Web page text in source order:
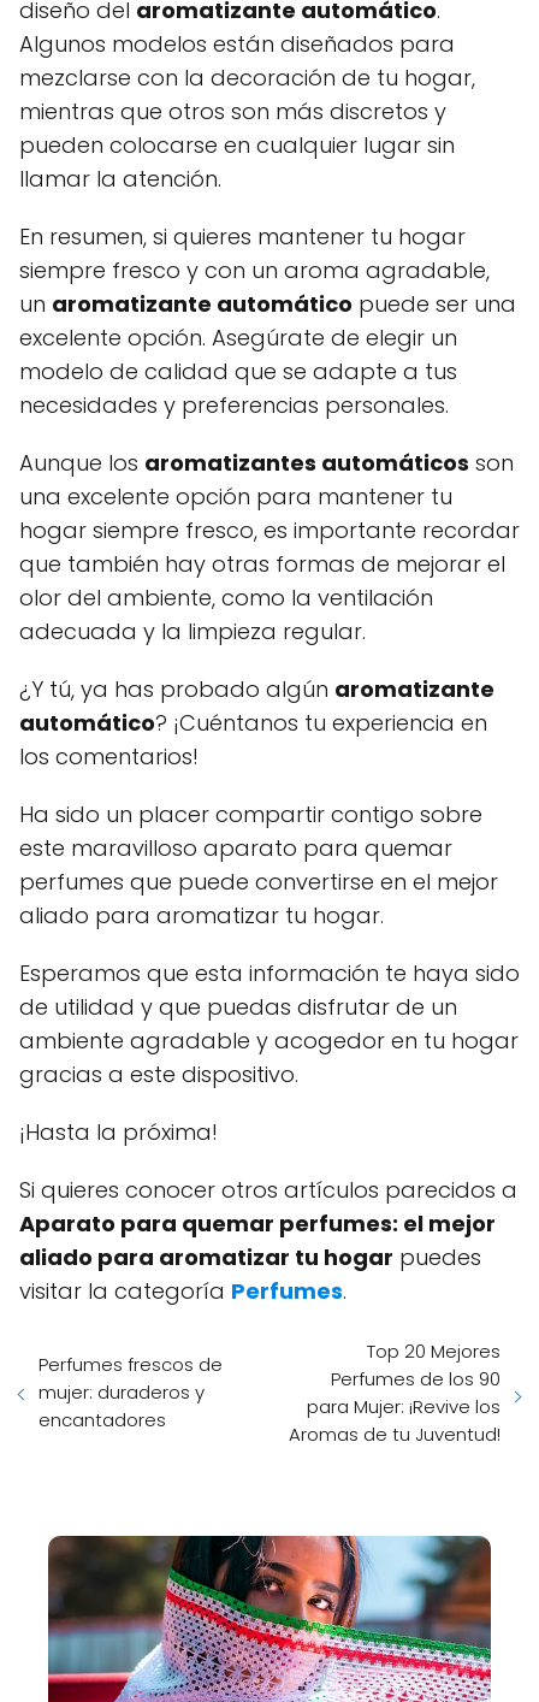
diseño del aromatizante automático.
Algunos modelos están diseñados para
mezclarse con la decoración de tu hogar,
mientras que otros son más discretos y
pueden colocarse en cualquier lugar sin
llamar la atención.
En resumen, si quieres mantener tu hogar
siempre fresco y con un aroma agradable,
un aromatizante automático puede ser una
excelente opción. Asegúrate de elegir un
modelo de calidad que se adapte a tus
necesidades y preferencias personales.
Aunque los aromatizantes automáticos son
una excelente opción para mantener tu
hogar siempre fresco, es importante recordar
que también hay otras formas de mejorar el
olor del ambiente, como la ventilación
adecuada y la limpieza regular.
¿Y tú, ya has probado algún aromatizante
automático? ¡Cuéntanos tu experiencia en
los comentarios!
Ha sido un placer compartir contigo sobre
este maravilloso aparato para quemar
perfumes que puede convertirse en el mejor
aliado para aromatizar tu hogar.
Esperamos que esta información te haya sido
de utilidad y que puedas disfrutar de un
ambiente agradable y acogedor en tu hogar
gracias a este dispositivo.
¡Hasta la próxima!
Si quieres conocer otros artículos parecidos a
Aparato para quemar perfumes: el mejor
aliado para aromatizar tu hogar puedes
visitar la categoría Perfumes.
Perfumes frescos de
mujer: duraderos y
encantadores
Top 20 Mejores
Perfumes de los 90
para Mujer: ¡Revive los
Aromas de tu Juventud!